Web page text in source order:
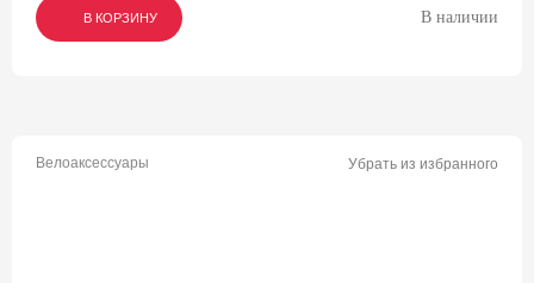
В КОРЗИНУ
В КОРЗИНУ
В КОРЗИНУ В наличии
Велоаксессуары Убрать из избранного